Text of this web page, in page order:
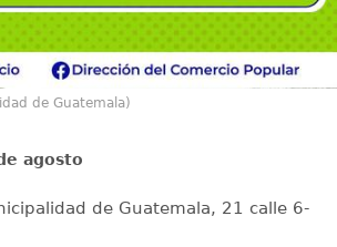
de Guatemala)
agosto
de Guatemala, 21 calle 6-